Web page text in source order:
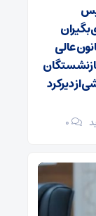
عالی
از دیرکرد
۰